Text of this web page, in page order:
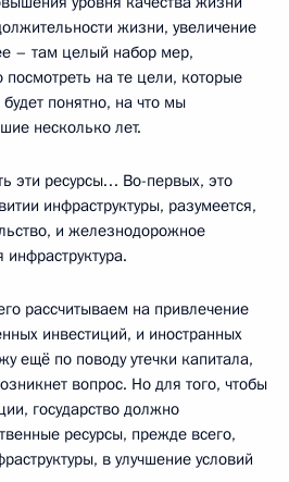
жизни, увеличение
– там целый набор мер,
посмотреть на те цели, которые
понятно, на что мы
несколько лет.
эти ресурсы… Во-первых, это
инфраструктуры, разумеется,
и железнодорожное
инфраструктура.
рассчитываем на привлечение
инвестиций, и иностранных
ещё по поводу утечки капитала,
вопрос. Но для того, чтобы
государство должно
ресурсы, прежде всего,
в улучшение условий